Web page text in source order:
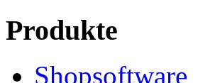
Produkte
Shopsoftware